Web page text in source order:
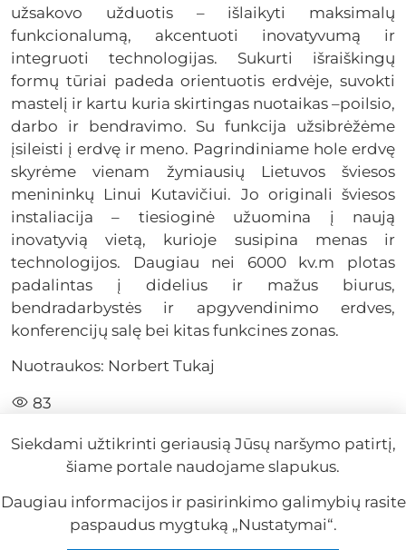
užsakovo užduotis – išlaikyti maksimalų
funkcionalumą, akcentuoti inovatyvumą ir
integruoti technologijas. Sukurti išraiškingų
formų tūriai padeda orientuotis erdvėje, suvokti
mastelį ir kartu kuria skirtingas nuotaikas –poilsio,
darbo ir bendravimo. Su funkcija užsibrėžėme
įsileisti į erdvę ir meno. Pagrindiniame hole erdvę
skyrėme vienam žymiausių Lietuvos šviesos
menininkų Linui Kutavičiui. Jo originali šviesos
instaliacija – tiesioginė užuomina į naują
inovatyvią vietą, kurioje susipina menas ir
technologijos. Daugiau nei 6000 kv.m plotas
padalintas į didelius ir mažus biurus,
bendradarbystės ir apgyvendinimo erdves,
konferencijų salę bei kitas funkcines zonas.
Nuotraukos: Norbert Tukaj
83
Reklama
Siekdami užtikrinti geriausią Jūsų naršymo patirtį,
šiame portale naudojame slapukus.
Daugiau informacijos ir pasirinkimo galimybių rasite
paspaudus mygtuką „Nustatymai“.